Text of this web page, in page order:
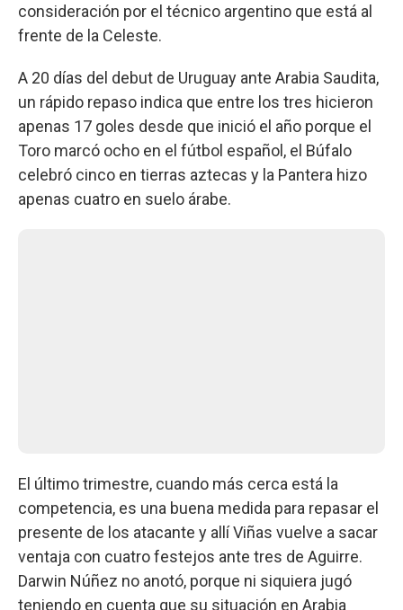
consideración por el técnico argentino que está al
frente de la Celeste.
A 20 días del debut de Uruguay ante Arabia Saudita,
un rápido repaso indica que entre los tres hicieron
apenas 17 goles desde que inició el año porque el
Toro marcó ocho en el fútbol español, el Búfalo
celebró cinco en tierras aztecas y la Pantera hizo
apenas cuatro en suelo árabe.
El último trimestre, cuando más cerca está la
competencia, es una buena medida para repasar el
presente de los atacante y allí Viñas vuelve a sacar
ventaja con cuatro festejos ante tres de Aguirre.
Darwin Núñez no anotó, porque ni siquiera jugó
teniendo en cuenta que su situación en Arabia